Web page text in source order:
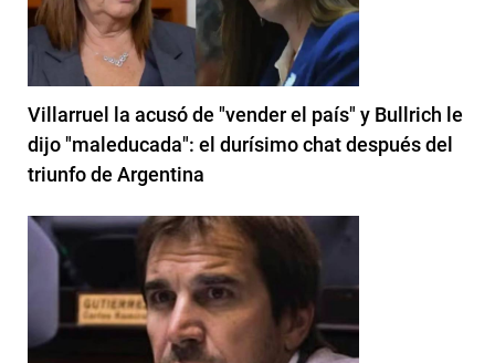
Villarruel la acusó de "vender el país" y Bullrich le
dijo "maleducada": el durísimo chat después del
triunfo de Argentina